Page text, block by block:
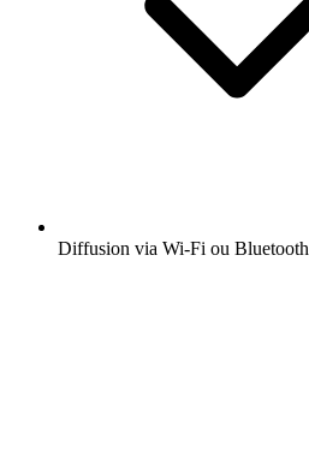
Diffusion via Wi-Fi ou Bluetooth